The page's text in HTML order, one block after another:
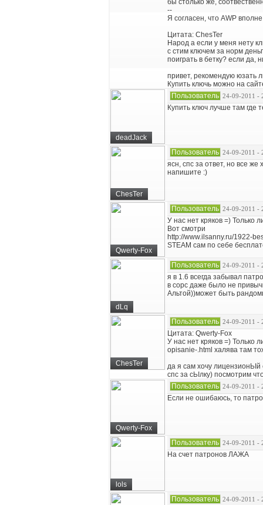
бы столько же,
--
Я согласен, что AWP
Цитата: ChesTer
Народ а если у меня нету
с стим ключем за норм
поиграть в бетку? если да,
привет, рекомендую юзать
Купить ключь можно на
deadJack
Пользователь 24-09-2011 -
Купить ключ лучше там где
ChesTer
Пользователь 24-09-2011 -
ясн, спс за ответ, но все же
напишите :)
Qwerty-Fox
Пользователь 24-09-2011 -
У нас нет кряков =) Только
Вот смотри
http://www.ilsanny.ru/1922-
STEAM сам по себе
dLq
Пользователь 24-09-2011 -
я в 1.6 всегда забывал
в сорс даже было не
Альтой))может быть
ChesTer
Пользователь 24-09-2011 -
Цитата: Qwerty-Fox
У нас нет кряков =) Только
opisanie-.html халява там
да я сам хочу
спс за сЬІлку) посмотрим
Qwerty-Fox
Пользователь 24-09-2011 -
Если не ошибаюсь, то
lols
Пользователь 24-09-2011 -
На счет патронов ЛАЖА
Пользователь 24-09-2011 -